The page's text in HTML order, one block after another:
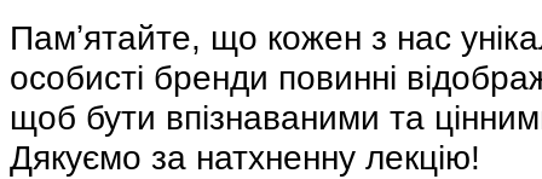
Памʼятайте, що кожен з нас
особисті бренди повинні
щоб бути впізнаваними та
Дякуємо за натхненну лекцію!